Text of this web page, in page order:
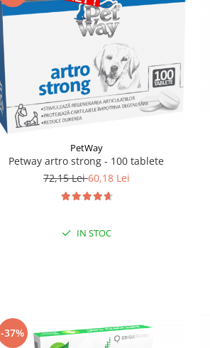
PetWay
Petway artro strong - 100 tablete
72,15 Lei60,18 Lei
IN STOC
-37%